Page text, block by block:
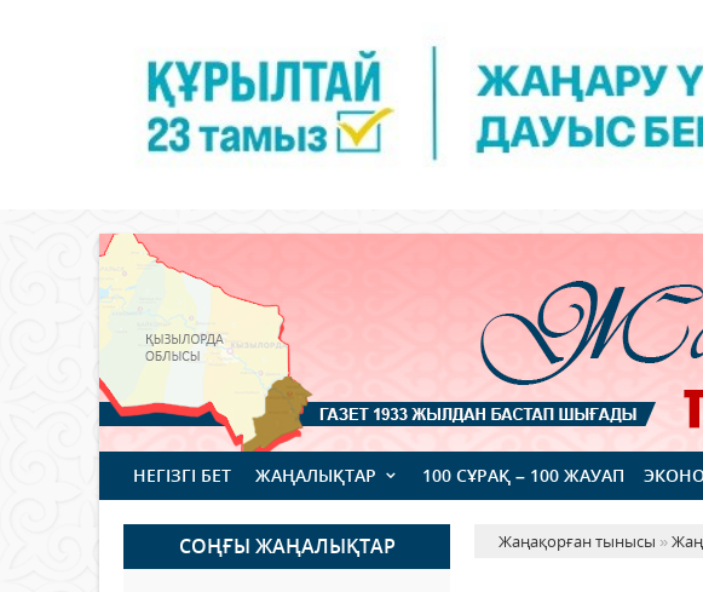
НЕГІЗГІ БЕТ ЖАҢАЛЫҚТАР 100 СҰРАҚ – 100 ЖАУАП
СОҢҒЫ ЖАҢАЛЫҚТАР Жаңақорған тынысы »